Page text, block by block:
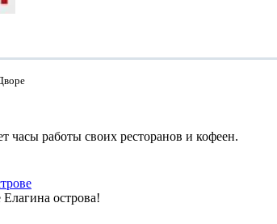
часы работы своих ресторанов и кофеен.
острова!